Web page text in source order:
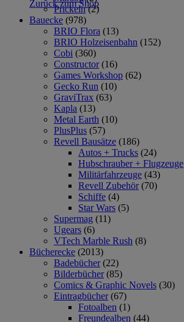
Zurück zum Shop
Prickeln (2)
Bauecke (978)
BRIO Flora (13)
BRIO Holzeisenbahn (152)
Cobi (360)
Constructor (16)
Games Workshop (62)
Gecko Run (10)
GraviTrax (63)
Kapla (13)
Metal Earth (10)
PlusPlus (57)
Revell Bausätze (186)
Autos + Trucks (24)
Hubschrauber + Flugzeuge
Militärfahrzeuge (43)
Revell Zubehör (70)
Schiffe (4)
Star Wars (5)
Supermag (11)
Ugears (6)
VTech Marble Rush (8)
Bücherecke (2013)
Badebücher (22)
Bilderbücher (85)
Comics & Graphic Novels (30)
Eintragbücher (67)
Fotoalben (1)
Freundealben (44)